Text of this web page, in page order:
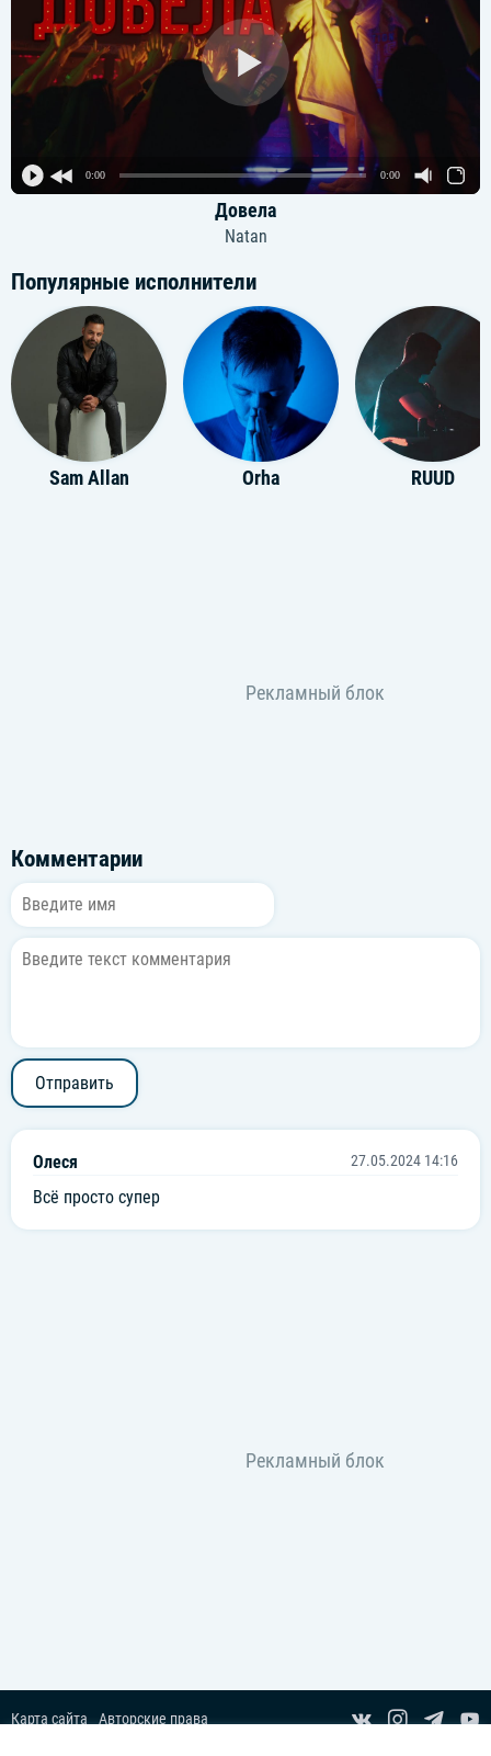
0:00 0:00
Довела
Natan
Популярные исполнители
Sam Allan Orha RUUD
Комментарии
Отправить
Олеся 27.05.2024 14:16
Всё просто супер
Карта сайта
Авторские права